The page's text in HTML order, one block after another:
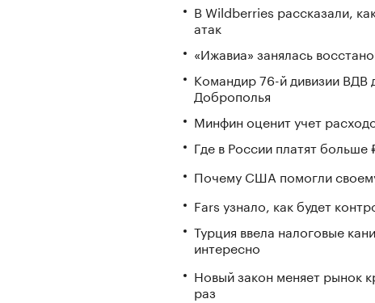
В Wildberries рассказали,
атак
«Ижавиа» занялась
Командир 76-й дивизии ВДВ
Доброполья
Минфин оценит учет
Где в России платят
Почему США помогли
Fars узнало, как будет
Турция ввела налоговые
интересно
Новый закон меняет рынок
раз